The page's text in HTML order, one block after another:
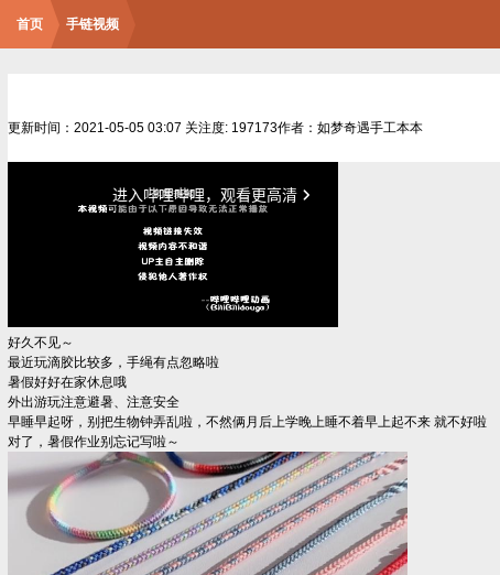
首页 手链视频
更新时间：2021-05-05 03:07 关注度: 197173作者：如梦奇遇手工本本
好久不见～
最近玩滴胶比较多，手绳有点忽略啦
暑假好好在家休息哦
外出游玩注意避暑、注意安全
早睡早起呀，别把生物钟弄乱啦，不然俩月后上学晚上睡不着早上起不来 就不好啦
对了，暑假作业别忘记写啦～